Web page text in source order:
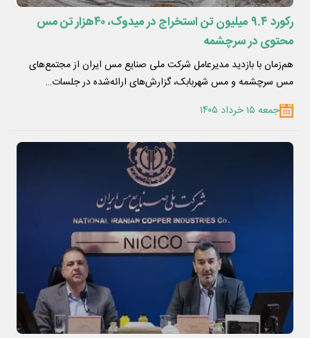
رکورد ۹.۴ میلیون تن استخراج در میدوک، ۴۰هزار تن مس
محتوی در سرچشمه
هم‌زمان با بازدید مدیرعامل شرکت ملی صنایع مس ایران از مجتمع‌های
مس سرچشمه و مس شهربابک، گزارش‌های ارائه‌شده در جلسات…
جمعه ۱۵ خرداد ۱۴۰۵